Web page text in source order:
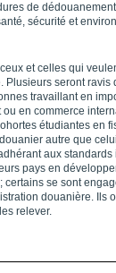
de
sécurité et
et celles qui
Plusieurs seront
travaillant en
en commerce
étudiantes en
autre que
aux
pays en
se sont
douanière. Ils
relever.